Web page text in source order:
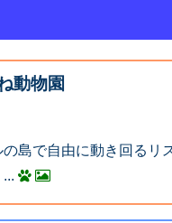
動物園
の島で自由に動き回るリ